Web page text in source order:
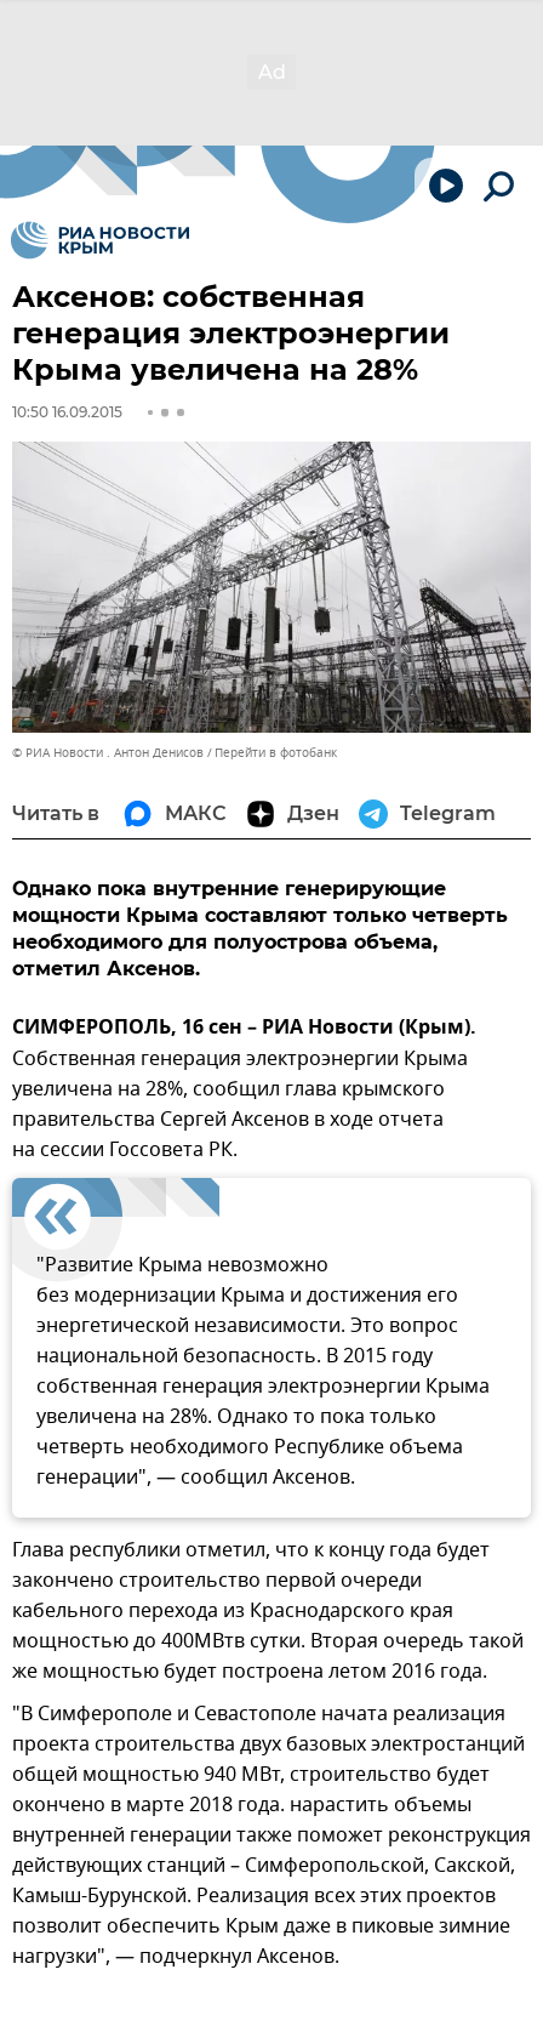
Аксенов: собственная
генерация электроэнергии
Крыма увеличена на 28%
10:50 16.09.2015
© РИА Новости . Антон Денисов Перейти в фотобанк
Читать в МАКС Дзен Telegram
Однако пока внутренние генерирующие
мощности Крыма составляют только четверть
необходимого для полуострова объема,
отметил Аксенов.
СИМФЕРОПОЛЬ, 16 сен – РИА Новости (Крым).
Собственная генерация электроэнергии Крыма
увеличена на 28%, сообщил глава крымского
правительства Сергей Аксенов в ходе отчета
на сессии Госсовета РК.
"Развитие Крыма невозможно
без модернизации Крыма и достижения его
энергетической независимости. Это вопрос
национальной безопасность. В 2015 году
собственная генерация электроэнергии Крыма
увеличена на 28%. Однако то пока только
четверть необходимого Республике объема
генерации", — сообщил Аксенов.
Глава республики отметил, что к концу года будет
закончено строительство первой очереди
кабельного перехода из Краснодарского края
мощностью до 400МВтв сутки. Вторая очередь такой
же мощностью будет построена летом 2016 года.
"В Симферополе и Севастополе начата реализация
проекта строительства двух базовых электростанций
общей мощностью 940 МВт, строительство будет
окончено в марте 2018 года. нарастить объемы
внутренней генерации также поможет реконструкция
действующих станций – Симферопольской, Сакской,
Камыш-Бурунской. Реализация всех этих проектов
позволит обеспечить Крым даже в пиковые зимние
нагрузки", — подчеркнул Аксенов.